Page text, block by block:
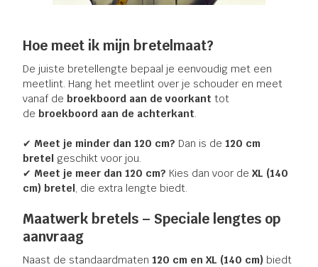
Hoe meet ik mijn bretelmaat?
De juiste bretellengte bepaal je eenvoudig met een
meetlint. Hang het meetlint over je schouder en meet
vanaf debroekboord aan de voorkant tot
debroekboord aan de achterkant.
✔ Meet je minder dan 120 cm? Dan is de120 cm
bretel geschikt voor jou.
✔ Meet je meer dan 120 cm? Kies dan voor deXL (140
cm) bretel, die extra lengte biedt.
Maatwerk bretels – Speciale lengtes op
aanvraag
Naast de standaardmaten120 cm en XL (140 cm) biedt